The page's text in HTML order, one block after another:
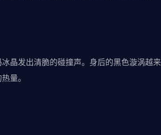
晶发出清脆的碰撞声。身后的黑色漩涡越来
量。